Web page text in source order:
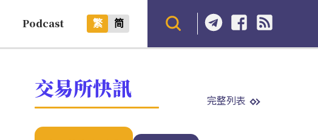
Podcast 繁 简
交易所快訊 完整列表